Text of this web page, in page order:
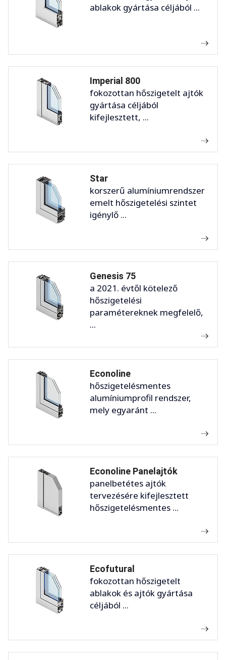
ablakok gyártása céljából ...
Imperial 800
fokozottan hőszigetelt ajtók
gyártása céljából
kifejlesztett, ...
Star
korszerű alumíniumrendszer
emelt hőszigetelési szintet
igénylő ...
Genesis 75
a 2021. évtől kötelező
hőszigetelési
paramétereknek megfelelő,
...
Econoline
hőszigetelésmentes
alumíniumprofil rendszer,
mely egyaránt ...
Econoline Panelajtók
panelbetétes ajtók
tervezésére kifejlesztett
hőszigetelésmentes ...
Ecofutural
fokozottan hőszigetelt
ablakok és ajtók gyártása
céljából ...